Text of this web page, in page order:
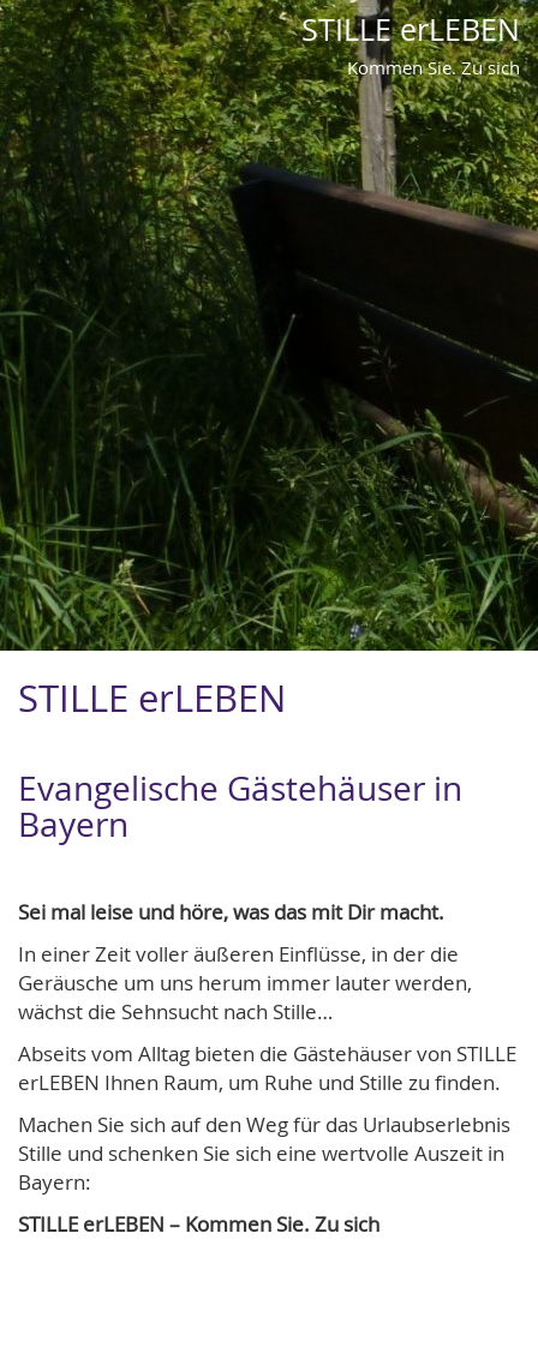
STILLE erLEBEN
Kommen Sie. Zu sich
STILLE erLEBEN
Evangelische Gästehäuser in
Bayern
Sei mal leise und höre, was das mit Dir macht.
In einer Zeit voller äußeren Einflüsse, in der die
Geräusche um uns herum immer lauter werden,
wächst die Sehnsucht nach Stille…
Abseits vom Alltag bieten die Gästehäuser von STILLE
erLEBEN Ihnen Raum, um Ruhe und Stille zu finden.
Machen Sie sich auf den Weg für das Urlaubserlebnis
Stille und schenken Sie sich eine wertvolle Auszeit in
Bayern:
STILLE erLEBEN – Kommen Sie. Zu sich